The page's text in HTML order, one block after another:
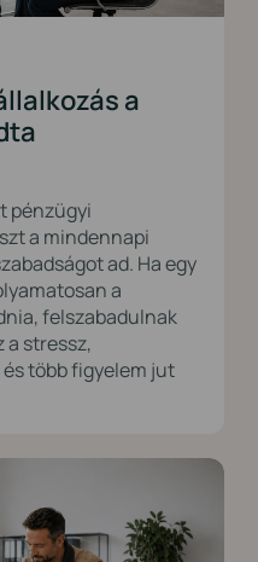
a
pénzügyi
a mindennapi
ad. Ha egy
a
felszabadulnak
a stressz,
több figyelem jut